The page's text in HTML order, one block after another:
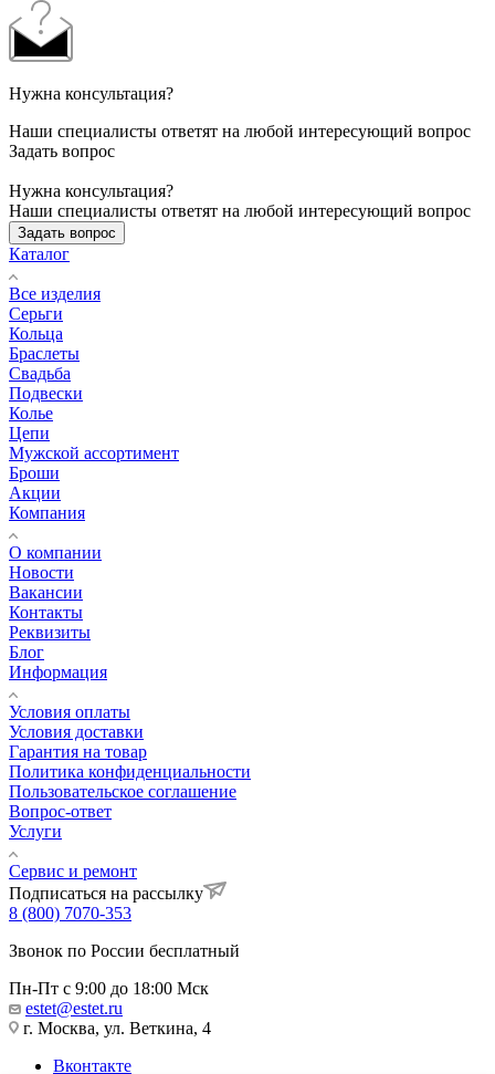
Нужна консультация?
Наши специалисты ответят на любой интересующий вопрос
Задать вопрос
Нужна консультация?
Наши специалисты ответят на любой интересующий вопрос
Задать вопрос
Каталог
Все изделия
Серьги
Кольца
Браслеты
Свадьба
Подвески
Колье
Цепи
Мужской ассортимент
Броши
Акции
Компания
О компании
Новости
Вакансии
Контакты
Реквизиты
Блог
Информация
Условия оплаты
Условия доставки
Гарантия на товар
Политика конфиденциальности
Пользовательское соглашение
Вопрос-ответ
Услуги
Сервис и ремонт
Подписаться на рассылку
8 (800) 7070-353
Звонок по России бесплатный
Пн-Пт с 9:00 до 18:00 Мск
estet@estet.ru
г. Москва, ул. Веткина, 4
Вконтакте